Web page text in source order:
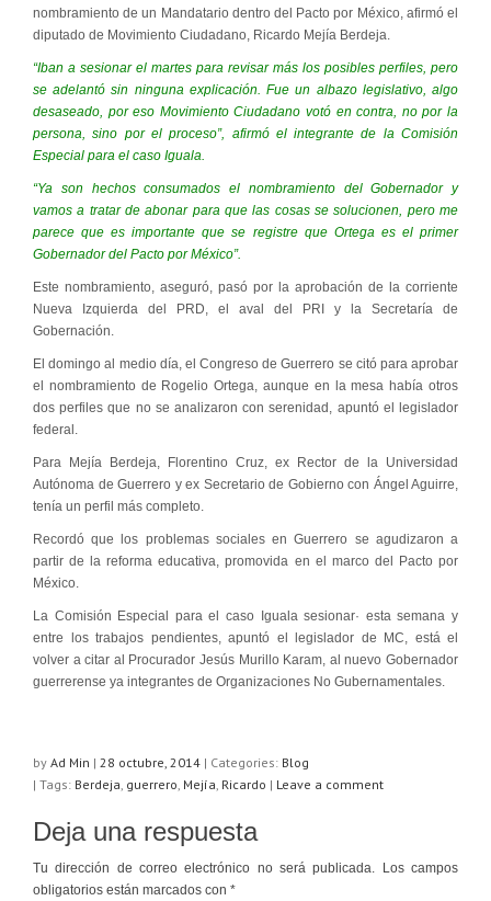
nombramiento de un Mandatario dentro del Pacto por México, afirmó el
diputado de Movimiento Ciudadano, Ricardo Mejía Berdeja.
“Iban a sesionar el martes para revisar más los posibles perfiles, pero
se adelantó sin ninguna explicación. Fue un albazo legislativo, algo
desaseado, por eso Movimiento Ciudadano votó en contra, no por la
persona, sino por el proceso”, afirmó el integrante de la Comisión
Especial para el caso Iguala.
“Ya son hechos consumados el nombramiento del Gobernador y
vamos a tratar de abonar para que las cosas se solucionen, pero me
parece que es importante que se registre que Ortega es el primer
Gobernador del Pacto por México”.
Este nombramiento, aseguró, pasó por la aprobación de la corriente
Nueva Izquierda del PRD, el aval del PRI y la Secretaría de
Gobernación.
El domingo al medio día, el Congreso de Guerrero se citó para aprobar
el nombramiento de Rogelio Ortega, aunque en la mesa había otros
dos perfiles que no se analizaron con serenidad, apuntó el legislador
federal.
Para Mejía Berdeja, Florentino Cruz, ex Rector de la Universidad
Autónoma de Guerrero y ex Secretario de Gobierno con Ángel Aguirre,
tenía un perfil más completo.
Recordó que los problemas sociales en Guerrero se agudizaron a
partir de la reforma educativa, promovida en el marco del Pacto por
México.
La Comisión Especial para el caso Iguala sesionar· esta semana y
entre los trabajos pendientes, apuntó el legislador de MC, está el
volver a citar al Procurador Jesús Murillo Karam, al nuevo Gobernador
guerrerense ya integrantes de Organizaciones No Gubernamentales.
by Ad Min | 28 octubre, 2014 | Categories: Blog
| Tags: Berdeja guerrero Mejía Ricardo | Leave a comment
Deja una respuesta
Tu dirección de correo electrónico no será publicada.
Los campos
obligatorios están marcados con *